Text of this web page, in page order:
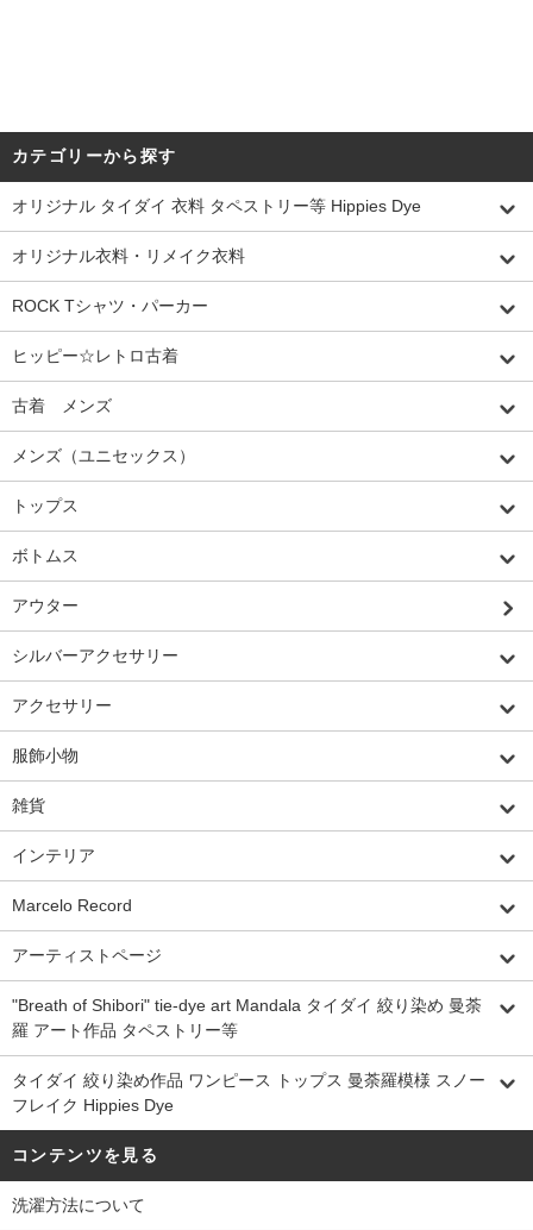
カテゴリーから探す
オリジナル タイダイ 衣料 タペストリー等 Hippies Dye
オリジナル衣料・リメイク衣料
ROCK Tシャツ・パーカー
ヒッピー☆レトロ古着
古着 メンズ
メンズ（ユニセックス）
トップス
ボトムス
アウター
シルバーアクセサリー
アクセサリー
服飾小物
雑貨
インテリア
Marcelo Record
アーティストページ
"Breath of Shibori" tie-dye art Mandala タイダイ 絞り染め 曼荼
羅 アート作品 タペストリー等
タイダイ 絞り染め作品 ワンピース トップス 曼荼羅模様 スノー
フレイク Hippies Dye
コンテンツを見る
洗濯方法について